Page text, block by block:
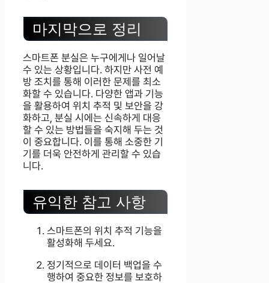
마지막으로 정리
스마트폰 분실은 누구에게나 일어날
수 있는 상황입니다. 하지만 사전 예
방 조치를 통해 이러한 문제를 최소
화할 수 있습니다. 다양한 앱과 기능
을 활용하여 위치 추적 및 보안을 강
화하고, 분실 시에는 신속하게 대응
할 수 있는 방법들을 숙지해 두는 것
이 중요합니다. 이를 통해 소중한 기
기를 더욱 안전하게 관리할 수 있습
니다.
유익한 참고 사항
스마트폰의 위치 추적 기능을
활성화해 두세요.
정기적으로 데이터 백업을 수
행하여 중요한 정보를 보호하